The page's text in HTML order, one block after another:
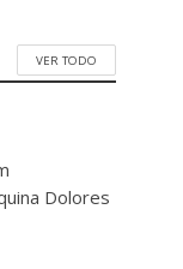
VER TODO
Dolores